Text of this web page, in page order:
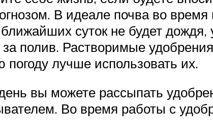
В идеале почва во
суток не будет
за полив. Растворимые
погоду лучше использовать их.
вы можете рассыпать
Во время работы с